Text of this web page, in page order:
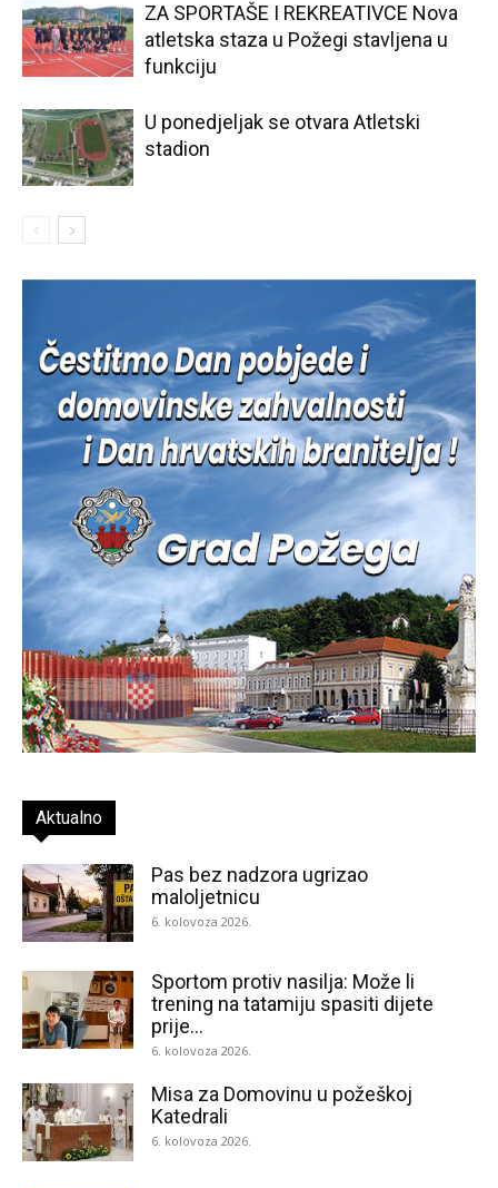
ZA SPORTAŠE I REKREATIVCE Nova
atletska staza u Požegi stavljena u
funkciju
U ponedjeljak se otvara Atletski
stadion
Aktualno
Pas bez nadzora ugrizao
maloljetnicu
6. kolovoza 2026.
Sportom protiv nasilja: Može li
trening na tatamiju spasiti dijete
prije...
6. kolovoza 2026.
Misa za Domovinu u požeškoj
Katedrali
6. kolovoza 2026.